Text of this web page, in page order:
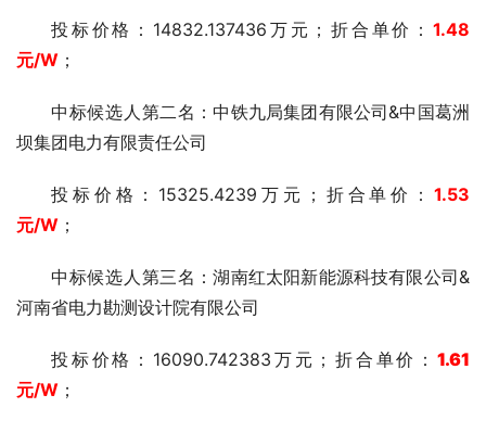
投标价格：14832.137436万元；折合单价： 1.48
元/W ；
中标候选人第二名：中铁九局集团有限公司&中国葛洲
坝集团电力有限责任公司
投标价格：15325.4239万元；折合单价： 1.53
元/W ；
中标候选人第三名：湖南红太阳新能源科技有限公司&
河南省电力勘测设计院有限公司
投标价格：16090.742383万元；折合单价： 1.61
元/W ；